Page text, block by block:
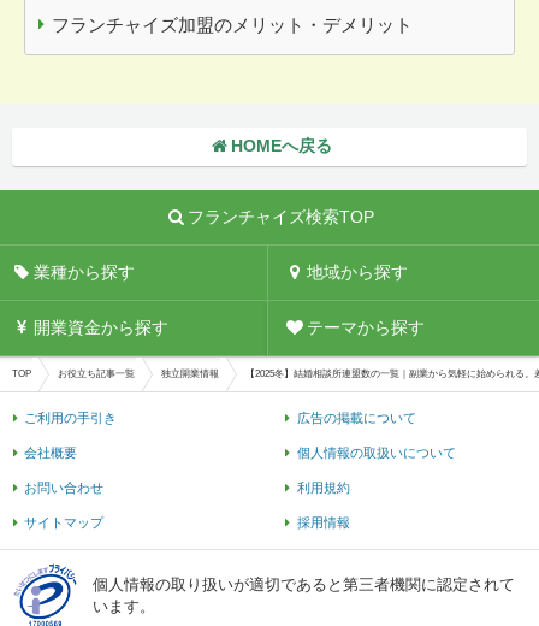
フランチャイズ加盟のメリット・デメリット
HOMEへ戻る
フランチャイズ検索TOP
業種から探す 地域から探す
開業資金から探す テーマから探す
TOP お役立ち記事一覧 独立開業情報 【2025冬】結婚相談所連盟数の一覧｜副業から気軽に始められる
ご利用の手引き 広告の掲載について
会社概要 個人情報の取扱いについて
お問い合わせ 利用規約
サイトマップ 採用情報
個人情報の取り扱いが適切であると第三者機関に認定されて
います。